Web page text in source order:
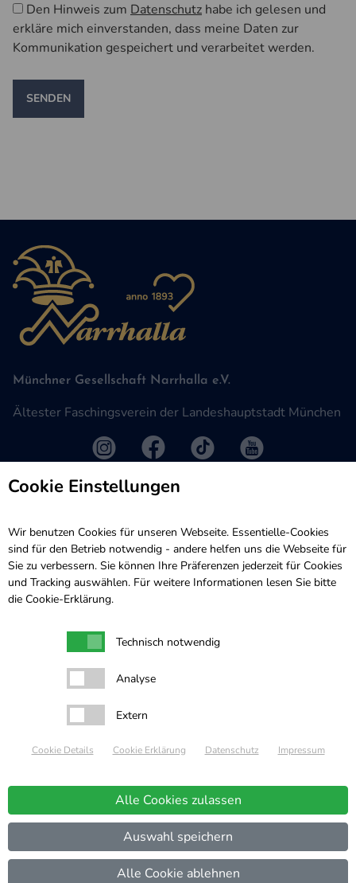
Den Hinweis zum Datenschutz habe ich gelesen und
erkläre mich einverstanden, dass meine Daten zur
Kommunikation gespeichert und verarbeitet werden.
SENDEN
Münchner Gesellschaft Narrhalla e.V.
Ältester Faschingsverein der Landeshauptstadt München
Satzung
Intern
Service
Presse
Kontakt
Sponsoren
Datenschutz
Impressum
Cookie Erklärung
Cookie Einstellungen
Cookie Einstellungen
Wir benutzen Cookies für unseren Webseite. Essentielle-Cookies
sind für den Betrieb notwendig - andere helfen uns die Webseite für
Sie zu verbessern. Sie können Ihre Präferenzen jederzeit für Cookies
und Tracking auswählen. Für weitere Informationen lesen Sie bitte
die Cookie-Erklärung.
Technisch notwendig
Analyse
Extern
Cookie Details Cookie Erklärung Datenschutz Impressum
Alle Cookies zulassen
Auswahl speichern
Alle Cookie ablehnen